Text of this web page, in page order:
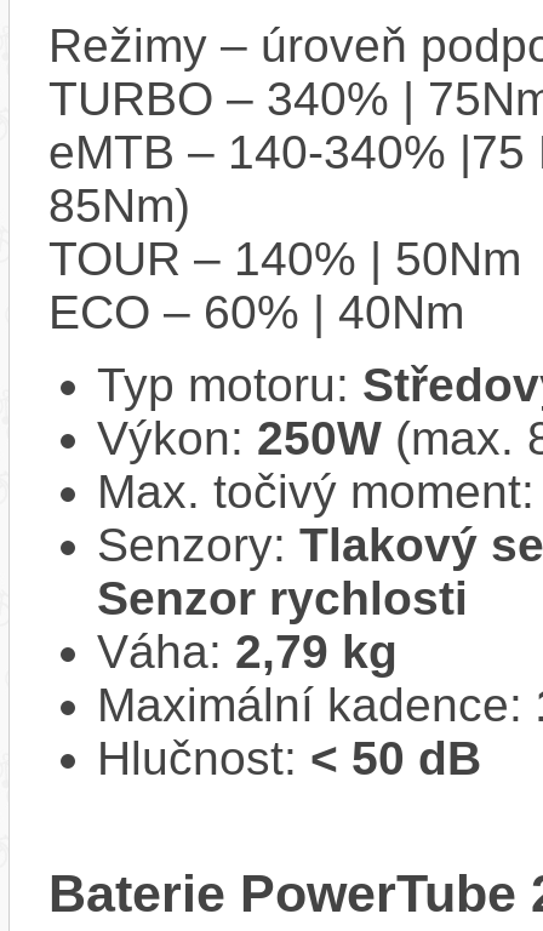
Režimy – úroveň
TURBO – 340% |
eMTB – 140-340%
85Nm)
TOUR – 140% | 50Nm
ECO – 60% | 40Nm
Typ motoru:
Výkon: 250W (max.
Max. točivý
Senzory: Tlakový
Senzor rychlosti
Váha: 2,79 kg
Maximální kadence:
Hlučnost: < 50 dB
Baterie PowerTube